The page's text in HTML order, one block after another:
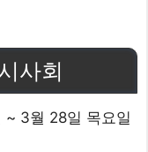
사회
3월 28일 목요일